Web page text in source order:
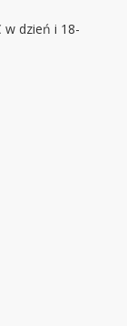
w dzień i 18-